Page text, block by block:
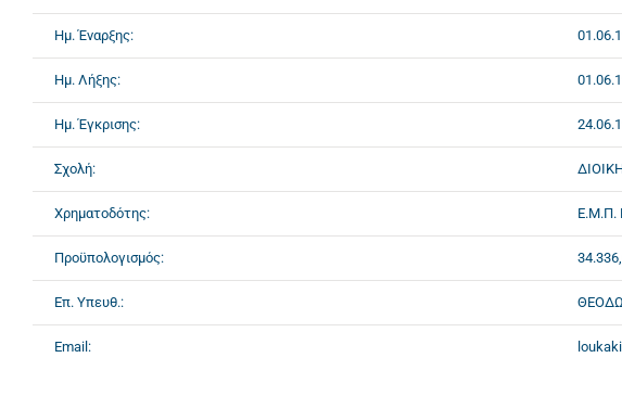
Ημ. Έναρξης:
Ημ. Λήξης:
Ημ. Έγκρισης:
Σχολή:
Χρηματοδότης: Ε.Μ.Π.
Προϋπολογισμός:
Επ. Υπευθ.:
Email: